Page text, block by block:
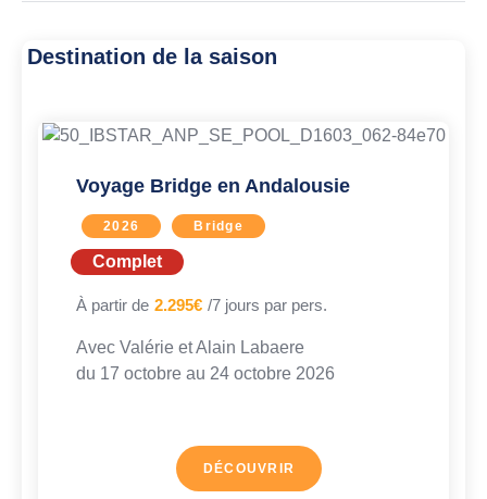
Destination de la saison
Voyage Bridge en Andalousie
2026 Bridge
Complet
À partir de 2.295€ /7 jours par pers.
Avec Valérie et Alain Labaere
du 17 octobre au 24 octobre 2026
DÉCOUVRIR